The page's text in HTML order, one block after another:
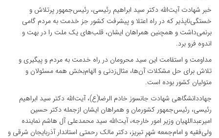
خبر شهادت آیت‌الله دکتر سید ابراهیم رئیسی، رئیس‌جمهور پرتلاش و
خستگی‌ناپذیر که در راه اعتلا و پیشرفت کشور جز خدمت به مردم گامی
برنمی‌داشت و همچنین همراهان ایشان، قلب‌های‌ یک ملت را در بهت و
اندوه فرو برد.
مداومت‌ و استقامت این سید محرومان در راه خدمت به مردم و پیگیری و
تلاش برای حل مشکلات آن‌ها، مثال‌زدنی‌ و الهام‌بخش‌ همه مسئولان و
متولیان کشور بوده است.
جهاددانشگاهی شهادت جانسوز خادم الرضا(ع)، آیت‌الله دکتر سید ابراهیم
رئیسی، رئیس‌جمهور کشورمان و همراهان ایشان ازجمله دکتر حسین
امیرعبداللهیان وزیر امور خارجه، آیت‌الله سید محمدعلی آل هاشم نماینده
ولی‌فقیه و امام‌جمعه شهرِ تبریز، دکتر مالک رحمتی استاندار آذربایجان شرقی و